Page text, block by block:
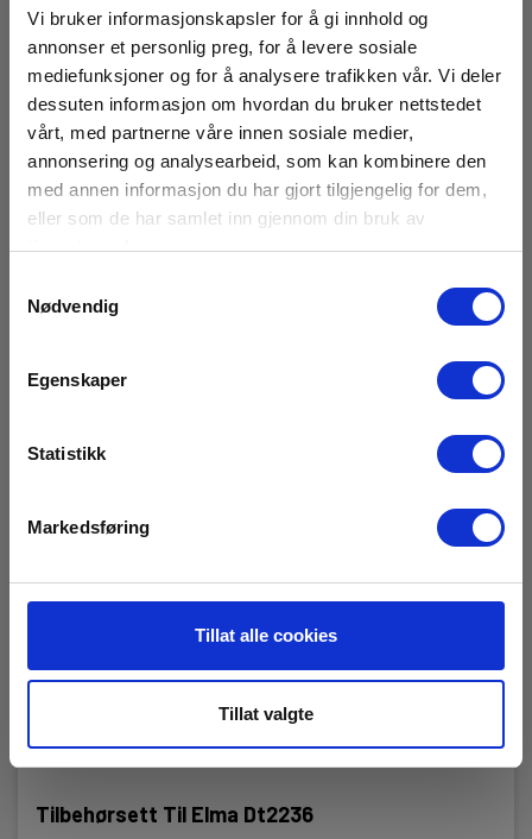
Vi bruker informasjonskapsler for å gi innhold og
annonser et personlig preg, for å levere sosiale
mediefunksjoner og for å analysere trafikken vår. Vi deler
dessuten informasjon om hvordan du bruker nettstedet
vårt, med partnerne våre innen sosiale medier,
annonsering og analysearbeid, som kan kombinere den
med annen informasjon du har gjort tilgjengelig for dem,
eller som de har samlet inn gjennom din bruk av
tjenestene deres.
Nødvendig
Egenskaper
Statistikk
Markedsføring
Tillat alle cookies
Tillat valgte
Reflekstape 5 stk. til tachometer
EAN 5703317630155
EL.NR 8023305
På sentrallager
195,00 NOK Ekskl. mva
Les mer Kjøp nå
Tilbehørsett Til Elma Dt2236